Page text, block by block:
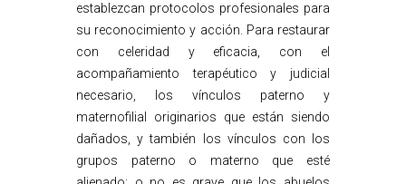
establezcan protocolos profesionales para
su reconocimiento y acción. Para restaurar
con celeridad y eficacia, con el
acompañamiento terapéutico y judicial
necesario, los vínculos paterno y
maternofilial originarios que están siendo
dañados, y también los vínculos con los
grupos paterno o materno que esté